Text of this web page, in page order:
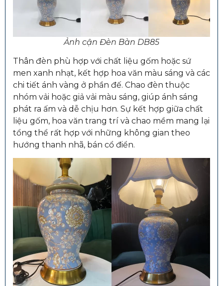
Ảnh cận Đèn Bàn DB85
Thân đèn phù hợp với chất liệu gốm hoặc sứ
men xanh nhạt, kết hợp hoa văn màu sáng và các
chi tiết ánh vàng ở phần đế. Chao đèn thuộc
nhóm vải hoặc giả vải màu sáng, giúp ánh sáng
phát ra ấm và dễ chịu hơn. Sự kết hợp giữa chất
liệu gốm, hoa văn trang trí và chao mềm mang lại
tổng thể rất hợp với những không gian theo
hướng thanh nhã, bán cổ điển.